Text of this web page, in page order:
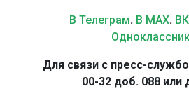
В Телеграм. В MAX.
Для связи с пресс-
00-32 доб. 088 или